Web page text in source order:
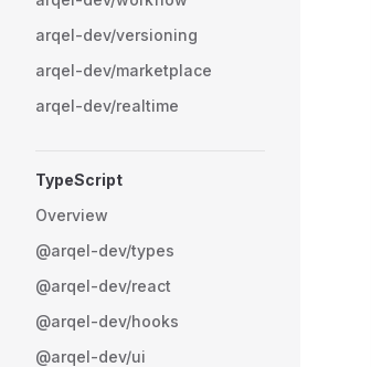
arqel-dev/versioning
arqel-dev/marketplace
arqel-dev/realtime
TypeScript
Overview
@arqel-dev/types
@arqel-dev/react
@arqel-dev/hooks
@arqel-dev/ui